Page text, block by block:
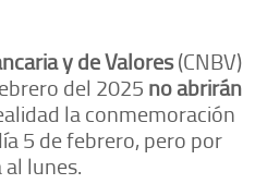
y de Valores(CNBV)
del 2025 no abrirán
la conmemoración
5 de febrero, pero por
lunes.